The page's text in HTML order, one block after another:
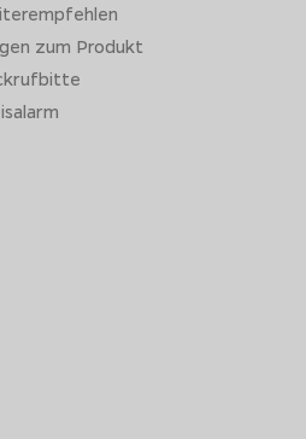
zum Produkt